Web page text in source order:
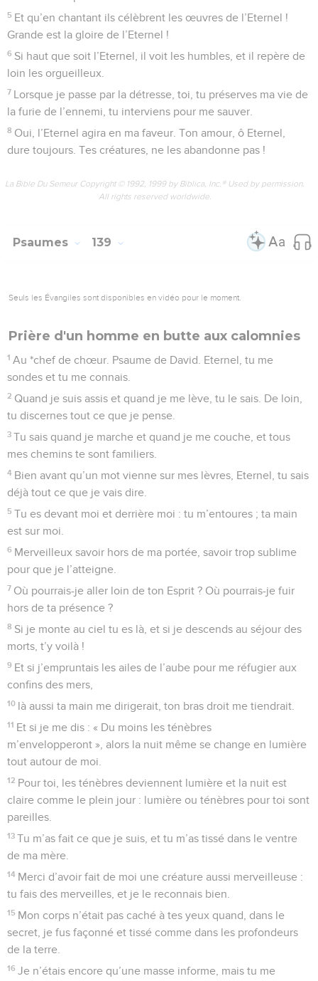
5 Et qu’en chantant ils célèbrent les œuvres de l’Eternel !
Grande est la gloire de l’Eternel !
6 Si haut que soit l’Eternel, il voit les humbles, et il repère de
loin les orgueilleux.
7 Lorsque je passe par la détresse, toi, tu préserves ma vie de
la furie de l’ennemi, tu interviens pour me sauver.
8 Oui, l’Eternel agira en ma faveur. Ton amour, ô Eternel,
dure toujours. Tes créatures, ne les abandonne pas !
La Bible Du Semeur Copyright © 1992, 1999 by Biblica, Inc.® Used by permission.
All rights reserved worldwide.
Psaumes 139
Seuls les Évangiles sont disponibles en vidéo pour le moment.
Prière d'un homme en butte aux calomnies
1 Au *chef de chœur. Psaume de David. Eternel, tu me
sondes et tu me connais.
2 Quand je suis assis et quand je me lève, tu le sais. De loin,
tu discernes tout ce que je pense.
3 Tu sais quand je marche et quand je me couche, et tous
mes chemins te sont familiers.
4 Bien avant qu’un mot vienne sur mes lèvres, Eternel, tu sais
déjà tout ce que je vais dire.
5 Tu es devant moi et derrière moi : tu m’entoures ; ta main
est sur moi.
6 Merveilleux savoir hors de ma portée, savoir trop sublime
pour que je l’atteigne.
7 Où pourrais-je aller loin de ton Esprit ? Où pourrais-je fuir
hors de ta présence ?
8 Si je monte au ciel tu es là, et si je descends au séjour des
morts, t’y voilà !
9 Et si j’empruntais les ailes de l’aube pour me réfugier aux
confins des mers,
10 là aussi ta main me dirigerait, ton bras droit me tiendrait.
11 Et si je me dis : « Du moins les ténèbres
m’envelopperont », alors la nuit même se change en lumière
tout autour de moi.
12 Pour toi, les ténèbres deviennent lumière et la nuit est
claire comme le plein jour : lumière ou ténèbres pour toi sont
pareilles.
13 Tu m’as fait ce que je suis, et tu m’as tissé dans le ventre
de ma mère.
14 Merci d’avoir fait de moi une créature aussi merveilleuse :
tu fais des merveilles, et je le reconnais bien.
15 Mon corps n’était pas caché à tes yeux quand, dans le
secret, je fus façonné et tissé comme dans les profondeurs
de la terre.
16 Je n’étais encore qu’une masse informe, mais tu me